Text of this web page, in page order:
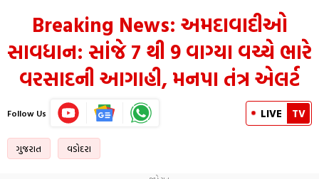
Breaking News: અમદાવાદીઓ
સાવધાન: સાંજે 7 થી 9 વાગ્યા વચ્ચે ભારે
વરસાદની આગાહી, મનપા તંત્ર એલર્ટ
Follow Us LIVE TV
ગુજરાત વડોદરા